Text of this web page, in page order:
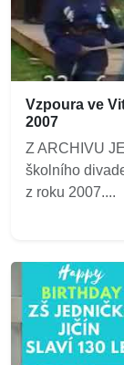
Vzpoura ve
2007
Z ARCHIVU
školního
z roku 2007....